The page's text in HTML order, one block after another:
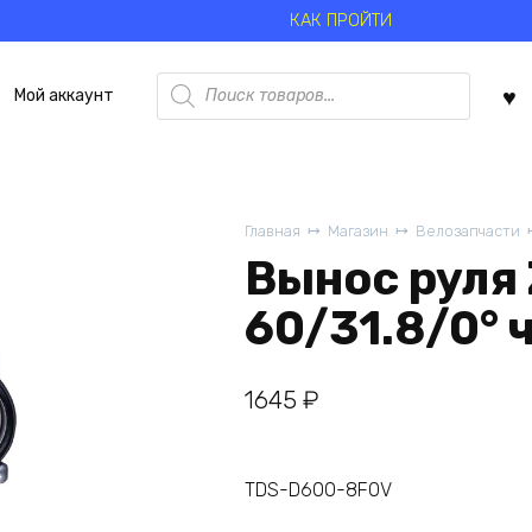
КАК ПРОЙТИ
Мой аккаунт
Поиск
товаров
Главная
Магазин Велозапчасти
Вынос руля
60/31.8/0°
1645 ₽
TDS-D600-8FOV